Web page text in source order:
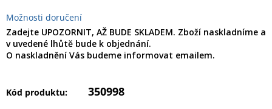
Možnosti doručení
Zadejte UPOZORNIT, AŽ BUDE SKLADEM. Zboží naskladníme a
v uvedené lhůtě bude k objednání.
O naskladnění Vás budeme informovat emailem.
Kód produktu: 350998